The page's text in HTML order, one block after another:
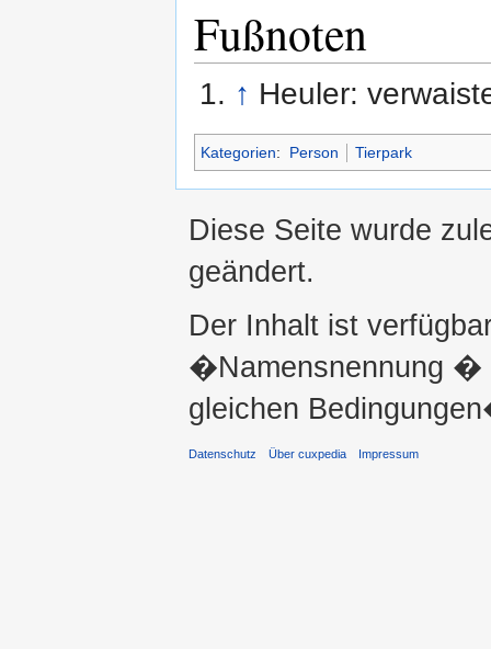
Fußnoten
↑ Heuler:
Kategorien: Person Tierpark
Diese Seite wurde
geändert.
Der Inhalt ist
�Namensnennung �
gleichen
Datenschutz Über cuxpedia Impressum